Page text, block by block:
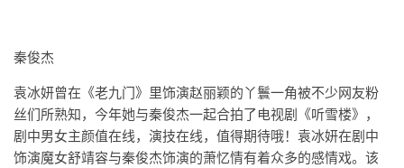
秦俊杰
袁冰妍曾在《老九门》里饰演赵丽颖的丫鬟一角被不少网友粉
丝们所熟知，今年她与秦俊杰一起合拍了电视剧《听雪楼》，
剧中男女主颜值在线，演技在线，值得期待哦！袁冰妍在剧中
饰演魔女舒靖容与秦俊杰饰演的萧忆情有着众多的感情戏。该